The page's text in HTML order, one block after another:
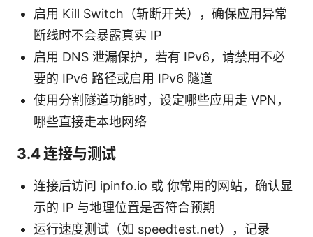
启用 Kill Switch（斩断开关），确保应用异常
断线时不会暴露真实 IP
启用 DNS 泄漏保护，若有 IPv6，请禁用不必
要的 IPv6 路径或启用 IPv6 隧道
使用分割隧道功能时，设定哪些应用走 VPN，
哪些直接走本地网络
3.4 连接与测试
连接后访问 ipinfo.io 或 你常用的网站，确认显
示的 IP 与地理位置是否符合预期
运行速度测试（如 speedtest.net），记录